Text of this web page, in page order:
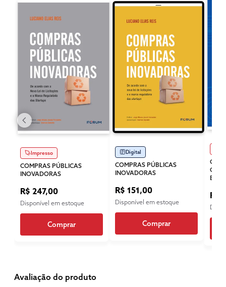
Impresso
COMPRAS PÚBLICAS
INOVADORAS
R$ 247,00
Disponível em estoque
Comprar
Digital
COMPRAS PÚBLICAS
INOVADORAS
R$ 151,00
Disponível em estoque
Comprar
R$
Avaliação do produto